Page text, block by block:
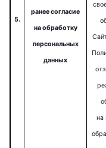
5.
ранее согласие
на обработку
персональных
данных
на